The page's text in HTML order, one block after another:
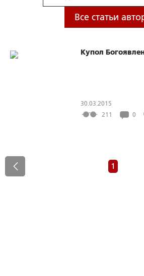
Все статьи
Купол
30.03.2015
211
0
1